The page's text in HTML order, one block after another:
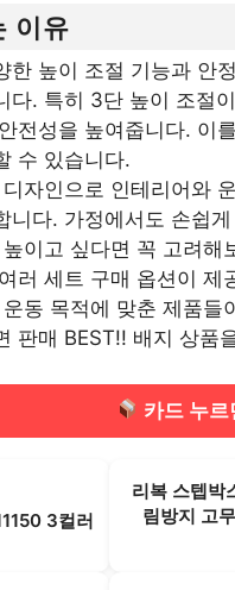
이유
한 높이 조절 기능과 안
다. 특히 3단 높이 조절
전성을 높여줍니다. 이
수 있습니다.
자인으로 인테리어와
니다. 가정에서도 손쉽
이고 싶다면 꼭 고려해
러 세트 구매 옵션이
동 목적에 맞춘 제품
판매 BEST!! 배지 상품
카드 누르
3컬러
리복 스텝박
림방지 고